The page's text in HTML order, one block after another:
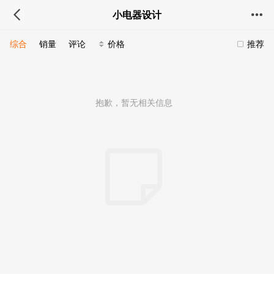
小电器设计
推荐
综合 销量 评论 价格
抱歉，暂无相关信息